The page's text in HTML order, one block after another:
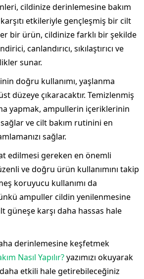
cildinize derinlemesine bakım
etkileriyle gençleşmiş bir cilt
bir ürün, cildinize farklı bir şekilde
canlandırıcı, sıkılaştırıcı ve
sunar.
doğru kullanımı, yaşlanma
düzeye çıkaracaktır. Temizlenmiş
yapmak, ampullerin içeriklerinin
ve cilt bakım rutinini en
sağlar.
edilmesi gereken en önemli
ve doğru ürün kullanımını takip
koruyucu kullanımı da
ampuller cildin yenilenmesine
güneşe karşı daha hassas hale
derinlemesine keşfetmek
Nasıl Yapılır?yazımızı okuyarak
daha etkili hale getirebileceğiniz